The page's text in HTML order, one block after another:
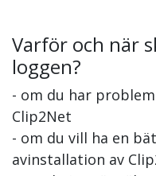
Varför och när
loggen?
- om du har
Clip2Net
- om du vill ha en
avinstallation av